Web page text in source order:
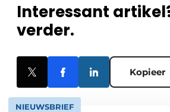
Interessant
verder.
Kopieer
NIEUWSBRIEF